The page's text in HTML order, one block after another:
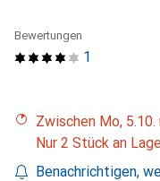
1
Bewertungen
Zwischen Mo,
Nur 2 Stück an
Benachrichtigen,